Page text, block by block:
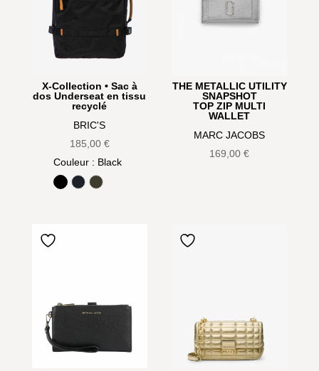
X-Collection • Sac à
dos Underseat en tissu
recyclé
BRIC'S
185,00 €
Couleur : Black
BlackOcean Blue
Olive
THE METALLIC UTILITY
SNAPSHOT
TOP ZIP MULTI
WALLET
MARC JACOBS
169,00€